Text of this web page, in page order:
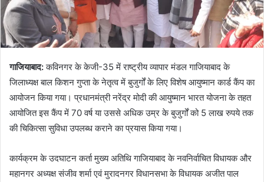
गाजियाबाद:कविनगर के केजी-35 में राष्ट्रीय व्यापार मंडल गाजियाबाद के
जिलाध्यक्ष बाल किशन गुप्ता के नेतृत्व में बुजुर्गों के लिए विशेष आयुष्मान कार्ड कैंप का
आयोजन किया गया। प्रधानमंत्री नरेंद्र मोदी की आयुष्मान भारत योजना के तहत
आयोजित इस कैंप में 70 वर्ष या उससे अधिक उम्र के बुजुर्गों को 5 लाख रुपये तक
की चिकित्सा सुविधा उपलब्ध कराने का प्रयास किया गया।
कार्यक्रम के उदघाटन कर्ता मुख्य अतिथि गाजियाबाद के नवनिर्वाचित विधायक और
महानगर अध्यक्ष संजीव शर्मा एवं मुरादनगर विधानसभा के विधायक अजीत पाल